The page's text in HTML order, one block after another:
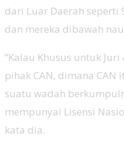
dari Luar Daerah seperti
dan mereka dibawah
“Kalau Khusus untuk
pihak CAN, dimana
suatu wadah
mempunyai Lisensi
kata dia.